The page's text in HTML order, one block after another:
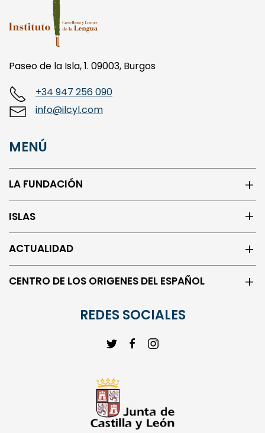
Paseo de la Isla, 1. 09003, Burgos
info@ilcyl.com
LA FUNDACIÓN
ISLAS
ACTUALIDAD
CENTRO DE LOS ORIGENES DEL ESPAÑOL